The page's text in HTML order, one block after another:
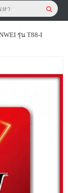
รุ่น T88-I